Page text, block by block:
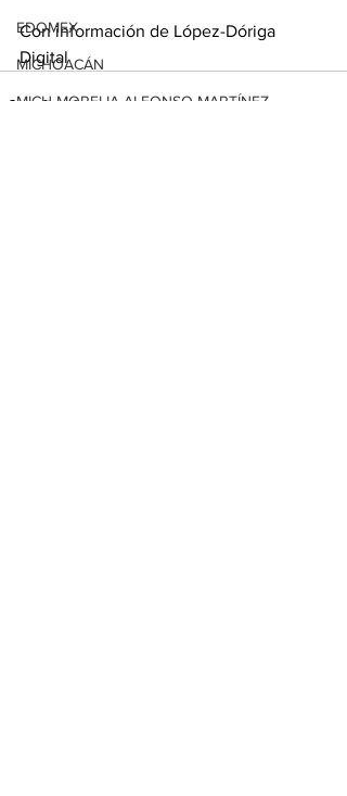
EDOMEX
MICHOACÁN
MICH-MORELIA-ALFONSO MARTÍNEZ
Con información de López-Dóriga
Digital